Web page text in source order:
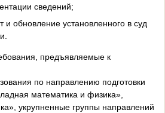
сведений;
обновление установленного в суд
предъявляемые к
по направлению подготовки
математика и физика»,
укрупненные группы направлений